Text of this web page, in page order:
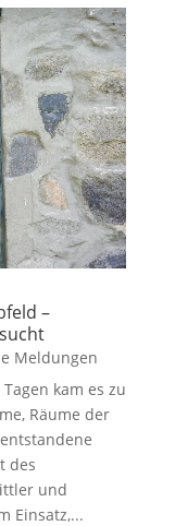
–
Meldungen
kam es zu
Räume der
des
und
Einsatz,...